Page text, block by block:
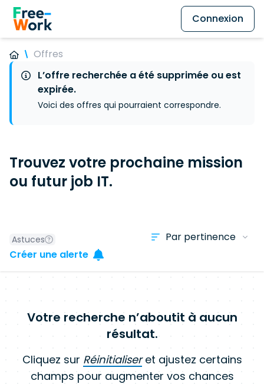
Connexion
Offres
L’offre recherchée a été supprimée ou est
expirée.
Voici des offres qui pourraient correspondre.
Trouvez votre prochaine mission
ou futur job IT.
Astuces
Créer une alerte
Votre recherche n’aboutit à aucun
résultat.
Cliquez sur Réinitialiseret ajustez certains
champs pour augmenter vos chances